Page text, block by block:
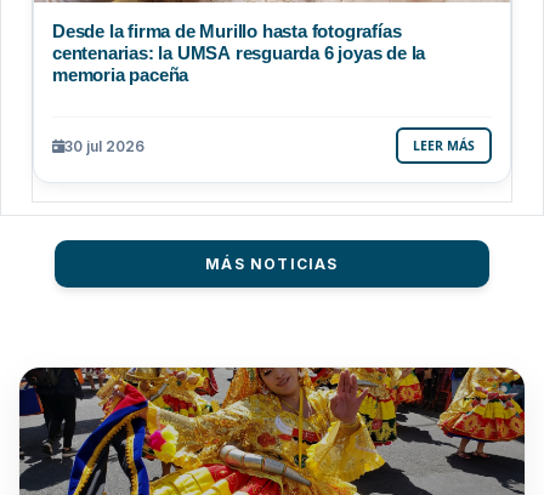
Desde la firma de Murillo hasta fotografías
centenarias: la UMSA resguarda 6 joyas de la
memoria paceña
30 jul 2026 LEER MÁS
MÁS NOTICIAS